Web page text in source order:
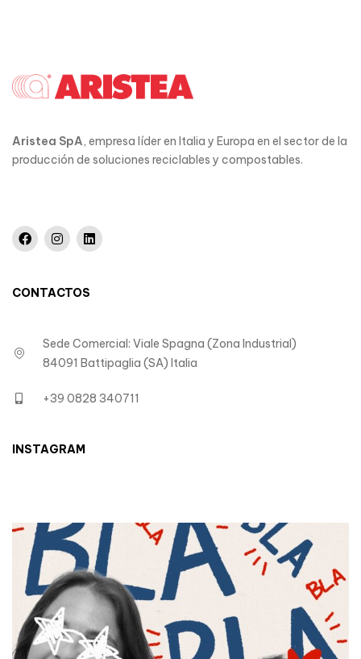
Aristea SpA, empresa líder en Italia y Europa en el sector de la
producción de soluciones reciclables y compostables.
CONTACTOS
Sede Comercial: Viale Spagna (Zona Industrial)
84091 Battipaglia (SA) Italia
+39 0828 340711
INSTAGRAM